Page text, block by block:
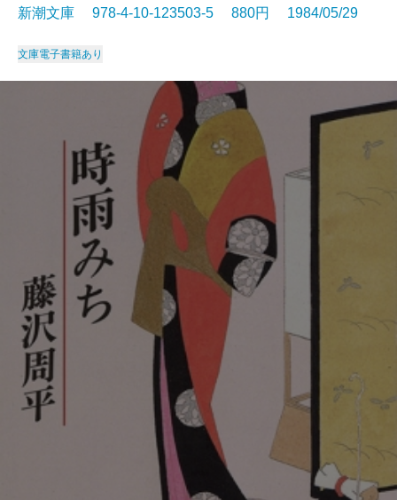
新潮文庫 978-4-10-123503-5 880円 1984/05/29
文庫電子書籍あり